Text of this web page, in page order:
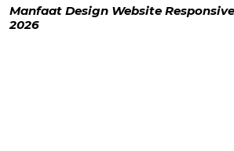
Manfaat Design Website
2026